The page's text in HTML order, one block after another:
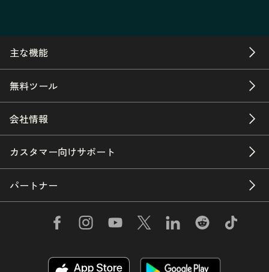
主な機能
無料ツール
会社情報
カスタマー向けサポート
パートナー